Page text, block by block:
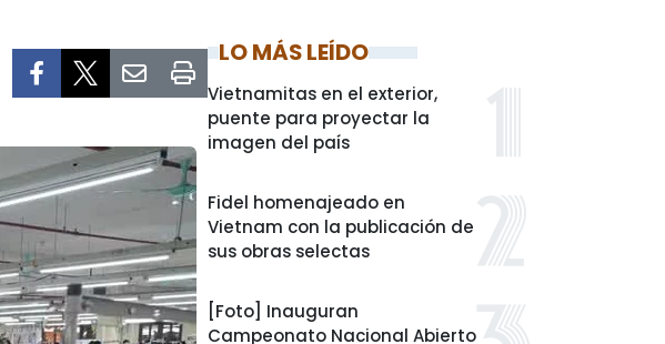
LO MÁS LEÍDO
Vietnamitas en el exterior,
puente para proyectar la
imagen del país
Fidel homenajeado en
Vietnam con la publicación de
sus obras selectas
[Foto] Inauguran
Campeonato Nacional Abierto